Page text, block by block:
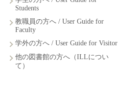
Students
教職員の方へ / User Guide for
Faculty
学外の方へ / User Guide for Visitor
他の図書館の方へ（ILLについ
て）